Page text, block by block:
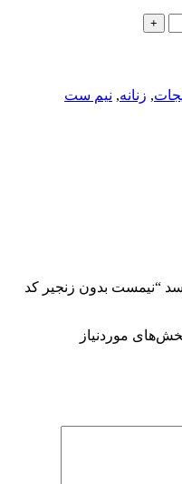
, زنانه, نیم ست
“نیمست بدون زنجیر کد
موردنیاز